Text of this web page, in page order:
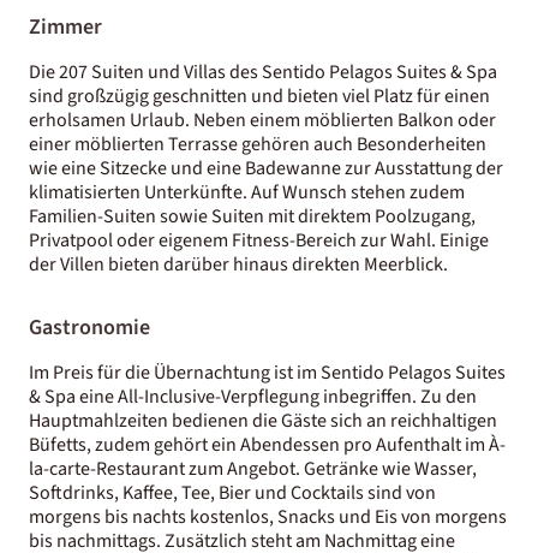
Zimmer
Die 207 Suiten und Villas des Sentido Pelagos Suites & Spa
sind großzügig geschnitten und bieten viel Platz für einen
erholsamen Urlaub. Neben einem möblierten Balkon oder
einer möblierten Terrasse gehören auch Besonderheiten
wie eine Sitzecke und eine Badewanne zur Ausstattung der
klimatisierten Unterkünfte. Auf Wunsch stehen zudem
Familien-Suiten sowie Suiten mit direktem Poolzugang,
Privatpool oder eigenem Fitness-Bereich zur Wahl. Einige
der Villen bieten darüber hinaus direkten Meerblick.
Gastronomie
Im Preis für die Übernachtung ist im Sentido Pelagos Suites
& Spa eine All-Inclusive-Verpflegung inbegriffen. Zu den
Hauptmahlzeiten bedienen die Gäste sich an reichhaltigen
Büfetts, zudem gehört ein Abendessen pro Aufenthalt im À-
la-carte-Restaurant zum Angebot. Getränke wie Wasser,
Softdrinks, Kaffee, Tee, Bier und Cocktails sind von
morgens bis nachts kostenlos, Snacks und Eis von morgens
bis nachmittags. Zusätzlich steht am Nachmittag eine